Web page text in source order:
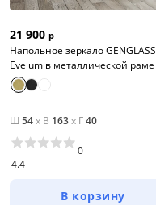
21 900 р
Напольное зеркало GENGLASS
Evelum в металлической раме
Ш 54x В 163x Г40
4.4
0
В корзину